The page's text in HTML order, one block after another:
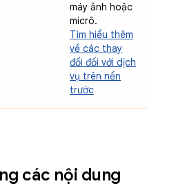
máy ảnh hoặc
micrô.
Tìm hiểu thêm
về các thay
đổi đối với dịch
vụ trên nền
trước
các nội dung